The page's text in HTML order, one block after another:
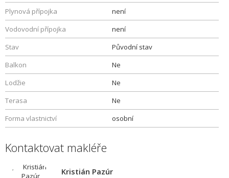
Plynová přípojka
není
Vodovodní přípojka
není
Stav
Původní stav
Balkon
Ne
Lodžie
Ne
Terasa
Ne
Forma vlastnictví
osobní
Kontaktovat makléře
Kristián Pazúr